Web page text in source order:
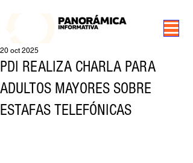
PDI REALIZA CHARLA PARA
ADULTOS MAYORES SOBRE
ESTAFAS TELEFÓNICAS
20 oct 2025